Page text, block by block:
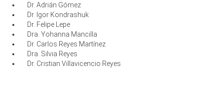
Dr. Adrián Gómez
Dr. Igor Kondrashuk
Dr. Felipe Lepe
Dra. Yohanna Mancilla
Dr. Carlos Reyes Martínez
Dra. Silvia Reyes
Dr. Cristian Villavicencio Reyes